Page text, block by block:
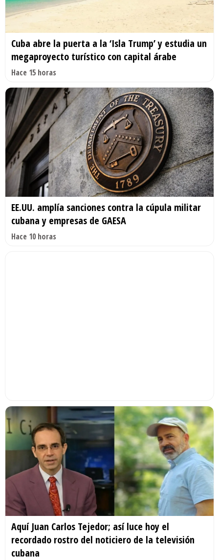
Cuba abre la puerta a la ‘Isla Trump’ y estudia un
megaproyecto turístico con capital árabe
Hace 15 horas
EE.UU. amplía sanciones contra la cúpula militar
cubana y empresas de GAESA
Hace 10 horas
Aquí Juan Carlos Tejedor; así luce hoy el
recordado rostro del noticiero de la televisión
cubana